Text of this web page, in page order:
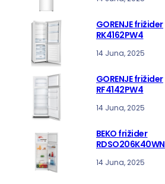
GORENJE frižider
RK4162PW4
14 Juna, 2025
GORENJE frižider
RF4142PW4
14 Juna, 2025
BEKO frižider
RDSO206K40WN
14 Juna, 2025